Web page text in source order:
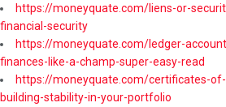
https://moneyquate.com/liens-or-
financial-security
https://moneyquate.com/ledger-
finances-like-a-champ-super-easy-read
https://moneyquate.com/certificates-
building-stability-in-your-portfolio